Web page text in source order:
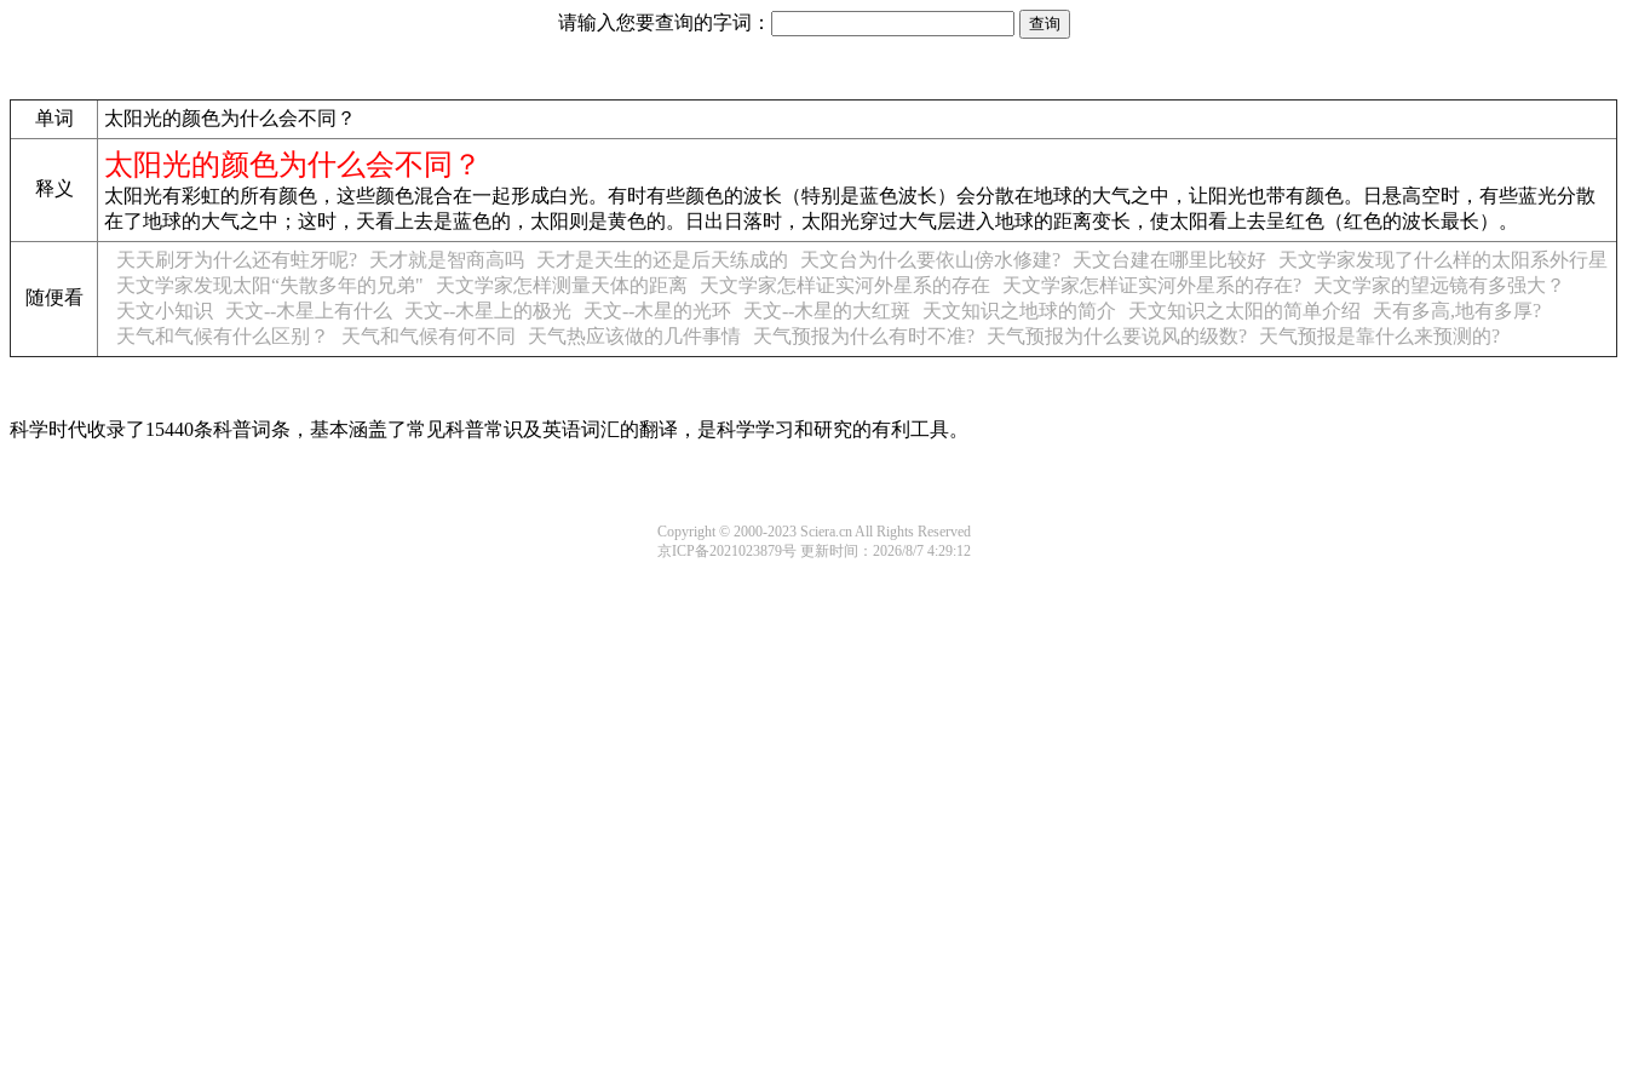
请输入您要查询的字词：
单词 太阳光的颜色为什么会不同？
释义
太阳光的颜色为什么会不同？
太阳光有彩虹的所有颜色，这些颜色混合在一起形成白光。有时有些颜色的波长（特别是蓝色波长）会分散在地球的大气之中，让阳光也带有颜色。日悬高空时，有些蓝光分散
在了地球的大气之中；这时，天看上去是蓝色的，太阳则是黄色的。日出日落时，太阳光穿过大气层进入地球的距离变长，使太阳看上去呈红色（红色的波长最长）。
随便看
天天刷牙为什么还有蛀牙呢? 天才就是智商高吗 天才是天生的还是后天练成的 天文台为什么要依山傍水修建? 天文台建在哪里比较好
天文学家发现了什么样的太阳系外行星
天文学家发现太阳“失散多年的兄弟"
天文学家怎样测量天体的距离 天文学家怎样证实河外星系的存在 天文学家怎样证实河外星系的存在?
天文学家的望远镜有多强大？
天文小知识
天文--木星上有什么 天文--木星上的极光 天文--木星的光环 天文--木星的大红斑 天文知识之地球的简介 天文知识之太阳的简单介绍
天有多高,地有多厚?
天气和气候有什么区别？
天气和气候有何不同 天气热应该做的几件事情 天气预报为什么有时不准? 天气预报为什么要说风的级数? 天气预报是靠什么来预测的?
科学时代收录了15440条科普词条，基本涵盖了常见科普常识及英语词汇的翻译，是科学学习和研究的有利工具。
Copyright © 2000-2023 Sciera.cn All Rights Reserved
京ICP备2021023879号更新时间：2026/8/7 4:29:12